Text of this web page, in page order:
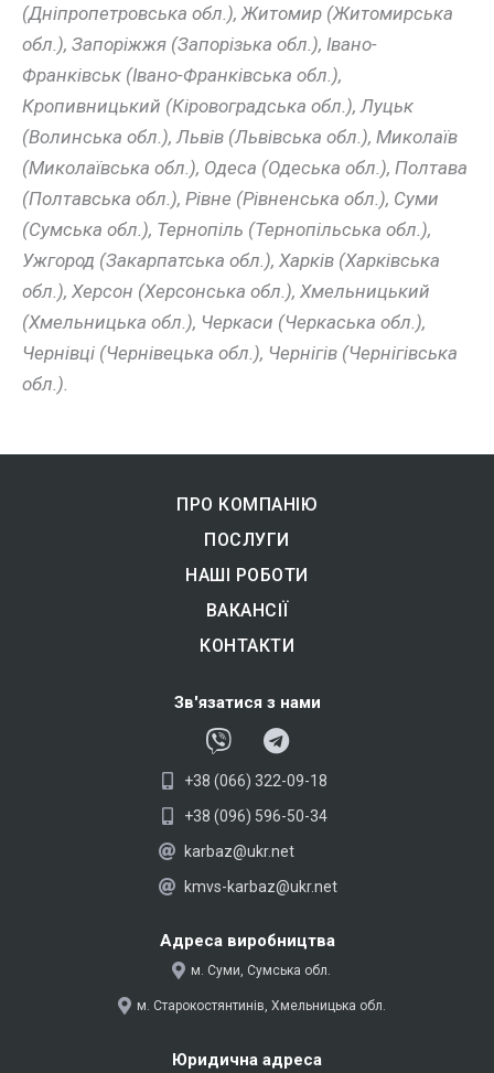
(Дніпропетровська обл.), Житомир (Житомирська
обл.), Запоріжжя (Запорізька обл.), Івано-
Франківськ (Івано-Франківська обл.),
Кропивницький (Кіровоградська обл.), Луцьк
(Волинська обл.), Львів (Львівська обл.), Миколаїв
(Миколаївська обл.), Одеса (Одеська обл.), Полтава
(Полтавська обл.), Рівне (Рівненська обл.), Суми
(Сумська обл.), Тернопіль (Тернопільська обл.),
Ужгород (Закарпатська обл.), Харків (Харківська
обл.), Херсон (Херсонська обл.), Хмельницький
(Хмельницька обл.), Черкаси (Черкаська обл.),
Чернівці (Чернівецька обл.), Чернігів (Чернігівська
обл.).
ПРО КОМПАНІЮ
ПОСЛУГИ
НАШІ РОБОТИ
ВАКАНСІЇ
КОНТАКТИ
Зв'язатися з нами
V
i
b
e
r
T
l
e
g
a
+38 (066) 322-09-18
+38 (096) 596-50-34
karbaz@ukr.net
kmvs-karbaz@ukr.net
Адреса виробництва
м. Суми, Сумська обл.
м. Старокостянтинів, Хмельницька обл.
Юридична адреса